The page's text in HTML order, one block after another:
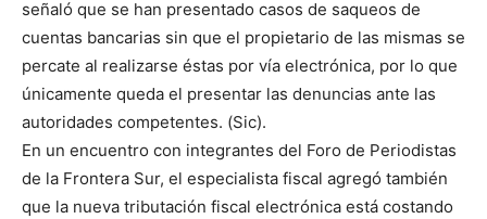
señaló que se han presentado casos de saqueos de
cuentas bancarias sin que el propietario de las mismas se
percate al realizarse éstas por vía electrónica, por lo que
únicamente queda el presentar las denuncias ante las
autoridades competentes. (Sic).
En un encuentro con integrantes del Foro de Periodistas
de la Frontera Sur, el especialista fiscal agregó también
que la nueva tributación fiscal electrónica está costando